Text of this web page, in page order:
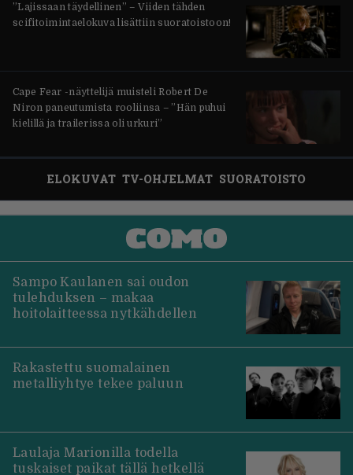
”Lajissaan täydellinen” – Viiden tähden
scifitoimintaelokuva lisättiin suoratoistoon!
Cape Fear -näyttelijä muisteli Robert De
Niron paneutumista rooliinsa – ”Hän puhui
kielillä ja trailerissa oli urkuri”
ELOKUVAT TV-OHJELMAT SUORATOISTO
Sampo Kaulanen sai oudon
tulehduksen – makaa
hoitolaitteessa nytkähdellen
Rakastettu suomalainen
metalliyhtye tekee paluun
Laulaja Marionilla todella
tuskaiset paikat tällä hetkellä